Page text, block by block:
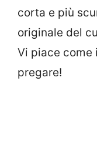
corta e più
originale del
Vi piace come
pregare!